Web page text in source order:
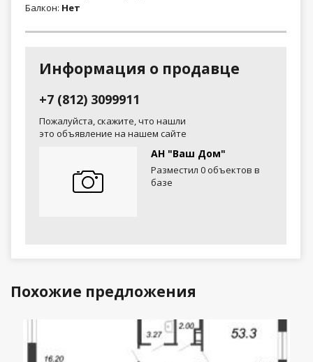
Балкон: Нет
Информация о продавце
+7 (812) 3099911
Пожалуйста, скажите, что нашли
это объявление на нашем сайте
АН "Ваш Дом"
Разместил 0 объектов в
базе
Похожие предложения